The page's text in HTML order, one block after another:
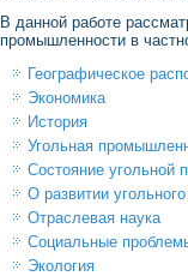
В данной работе
промышленности в
Географическое
Экономика
История
Угольная
Состояние угольной
О развитии
Отраслевая наука
Социальные
Экология